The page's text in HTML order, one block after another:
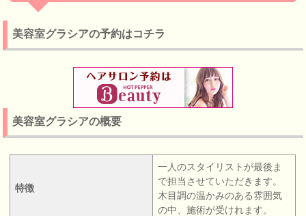
美容室グラシアの予約はコチラ
美容室グラシアの概要
特徴
一人のスタイリストが最後ま
で担当させていただきます。
木目調の温かみのある雰囲気
の中、施術が受けれます。